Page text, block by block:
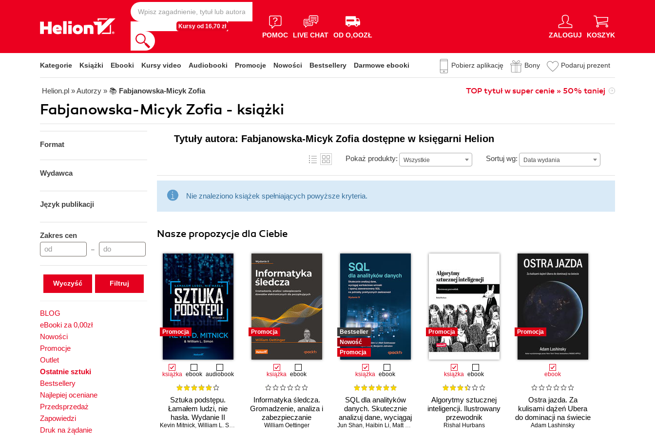
Kursy od 16,70 zł
POMOC LIVE CHAT OD O,OOZŁ ZALOGUJ KOSZYK
Kategorie Książki Ebooki Kursy video Audiobooki Promocje Nowości Bestsellery Darmowe ebooki Pobierz aplikację Bony Podaruj prezent
Helion.pl » Autorzy » 📚 Fabjanowska-Micyk Zofia TOP tytuł w super cenie » 50% taniej
Fabjanowska-Micyk Zofia - książki
Format
Wydawca
Język publikacji
Zakres cen
–
Wyczyść
BLOG
eBooki za 0,00zł
Nowości
Promocje
Outlet
Ostatnie sztuki
Bestsellery
Najlepiej oceniane
Przedsprzedaż
Zapowiedzi
Druk na żądanie
Tytuły autora: Fabjanowska-Micyk Zofia dostępne w księgarni Helion
Pokaż produkty: Wszystkie Sortuj wg: Data wydania
Data wydania
Nie znaleziono książek spełniających powyższe kryteria.
Nasze propozycje dla Ciebie
Promocja
książka ebook audiobook
Sztuka podstępu.
Łamałem ludzi, nie
hasła. Wydanie II
Kevin Mitnick, William L. Simon
Promocja
książka ebook
Informatyka śledcza.
Gromadzenie, analiza i
zabezpieczanie
dowodów
William Oettinger
Bestseller
Nowość
Promocja
książka ebook
SQL dla analityków
danych. Skutecznie
analizuj dane, wyciągaj
wartościowe wnioski i
Jun Shan, Haibin Li, Matt Goldwasser Upom Malik,Benjamin Johnston
Promocja
książka ebook
Algorytmy sztucznej
inteligencji. Ilustrowany
przewodnik
Rishal Hurbans
Promocja
ebook
Ostra jazda. Za
kulisami dążeń Ubera
do dominacji na świecie
Adam Lashinsky